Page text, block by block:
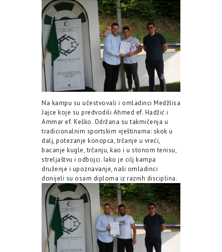
Na kampu su učestvovali i omladinci Medžlisa
Jajce koje su predvodili Ahmed ef. Hadžić i
Ammar ef. Keško. Održana su takmičenja u
tradicionalnim sportskim vještinama: skok u
dalj, potezanje konopca, trčanje u vreći,
bacanje kugle, trčanju, kao i u stonom tenisu,
streljaštvu i odbojci. Iako je cilj kampa
druženje i upoznavanje, naši omladinci
donijeli su osam diploma iz raznih disciplina.